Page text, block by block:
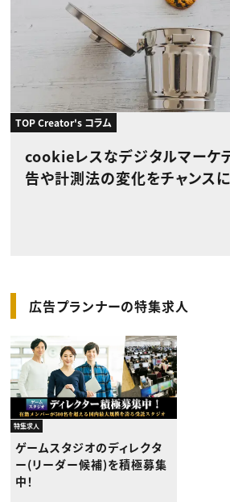
TOP Creator's コラム
cookieレスなデジタルマーケ
告や計測法の変化をチャンスに
広告プランナーの特集求人
特集求人
ゲームスタジオのディレクタ
ー(リーダー候補)を積極募集
中！